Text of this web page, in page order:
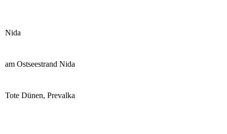
Nida
am Ostseestrand Nida
Tote Dünen, Prevalka